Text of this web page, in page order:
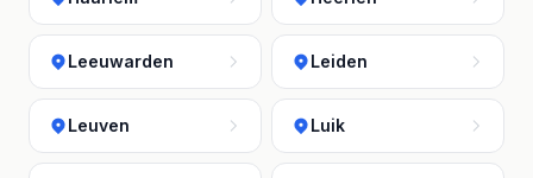
Leeuwarden Leiden
Leuven Luik